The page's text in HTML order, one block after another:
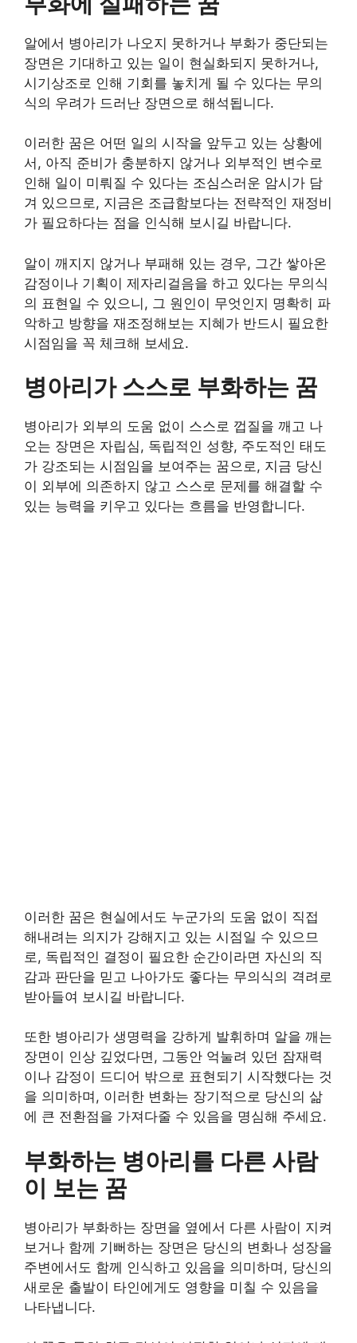
알에서 병아리가 나오지 못하거나 부화가 중단되는
장면은 기대하고 있는 일이 현실화되지 못하거나,
시기상조로 인해 기회를 놓치게 될 수 있다는 무의
식의 우려가 드러난 장면으로 해석됩니다.
이러한 꿈은 어떤 일의 시작을 앞두고 있는 상황에
서, 아직 준비가 충분하지 않거나 외부적인 변수로
인해 일이 미뤄질 수 있다는 조심스러운 암시가 담
겨 있으므로, 지금은 조급함보다는 전략적인 재정비
가 필요하다는 점을 인식해 보시길 바랍니다.
알이 깨지지 않거나 부패해 있는 경우, 그간 쌓아온
감정이나 기획이 제자리걸음을 하고 있다는 무의식
의 표현일 수 있으니, 그 원인이 무엇인지 명확히 파
악하고 방향을 재조정해보는 지혜가 반드시 필요한
시점임을 꼭 체크해 보세요.
병아리가 스스로 부화하는 꿈
병아리가 외부의 도움 없이 스스로 껍질을 깨고 나
오는 장면은 자립심, 독립적인 성향, 주도적인 태도
가 강조되는 시점임을 보여주는 꿈으로, 지금 당신
이 외부에 의존하지 않고 스스로 문제를 해결할 수
있는 능력을 키우고 있다는 흐름을 반영합니다.
이러한 꿈은 현실에서도 누군가의 도움 없이 직접
해내려는 의지가 강해지고 있는 시점일 수 있으므
로, 독립적인 결정이 필요한 순간이라면 자신의 직
감과 판단을 믿고 나아가도 좋다는 무의식의 격려로
받아들여 보시길 바랍니다.
또한 병아리가 생명력을 강하게 발휘하며 알을 깨는
장면이 인상 깊었다면, 그동안 억눌려 있던 잠재력
이나 감정이 드디어 밖으로 표현되기 시작했다는 것
을 의미하며, 이러한 변화는 장기적으로 당신의 삶
에 큰 전환점을 가져다줄 수 있음을 명심해 주세요.
부화하는 병아리를 다른 사람
이 보는 꿈
병아리가 부화하는 장면을 옆에서 다른 사람이 지켜
보거나 함께 기뻐하는 장면은 당신의 변화나 성장을
주변에서도 함께 인식하고 있음을 의미하며, 당신의
새로운 출발이 타인에게도 영향을 미칠 수 있음을
나타냅니다.